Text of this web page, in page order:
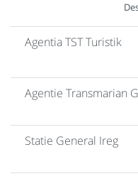
Agentia TST Turistik
Agentie Transmarian
Statie General Ireg